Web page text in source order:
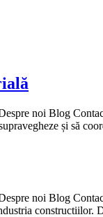
noi Blog
și să
noi Blog